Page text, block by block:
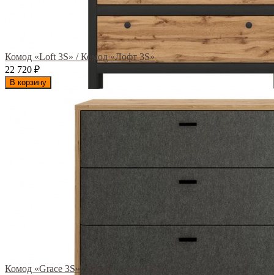
Комод «Loft 3S» / Комод «Лофт 3S»
22 720 ₽
В корзину
Комод «Grace 3S» / Комод «Грейс 3S»